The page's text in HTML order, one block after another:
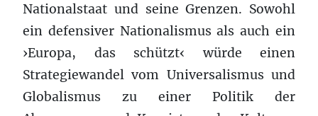
Nationalstaat und seine Grenzen. Sowohl
ein defensiver Nationalismus als auch ein
›Europa, das schützt‹ würde einen
Strategiewandel vom Universalismus und
Globalismus zu einer Politik der